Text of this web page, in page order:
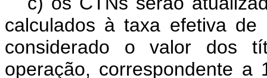
calculados à taxa efetiva
considerado o valor dos
operação, correspondente